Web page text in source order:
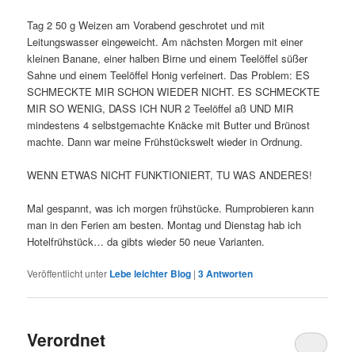
Tag 2 50 g Weizen am Vorabend geschrotet und mit
Leitungswasser eingeweicht. Am nächsten Morgen mit einer
kleinen Banane, einer halben Birne und einem Teelöffel süßer
Sahne und einem Teelöffel Honig verfeinert. Das Problem: ES
SCHMECKTE MIR SCHON WIEDER NICHT. ES SCHMECKTE
MIR SO WENIG, DASS ICH NUR 2 Teelöffel aß UND MIR
mindestens 4 selbstgemachte Knäcke mit Butter und Brünost
machte. Dann war meine Frühstückswelt wieder in Ordnung.
WENN ETWAS NICHT FUNKTIONIERT, TU WAS ANDERES!
Mal gespannt, was ich morgen frühstücke. Rumprobieren kann
man in den Ferien am besten. Montag und Dienstag hab ich
Hotelfrühstück… da gibts wieder 50 neue Varianten.
Veröffentlicht unter Lebe leichter Blog |3Antworten
Verordnet